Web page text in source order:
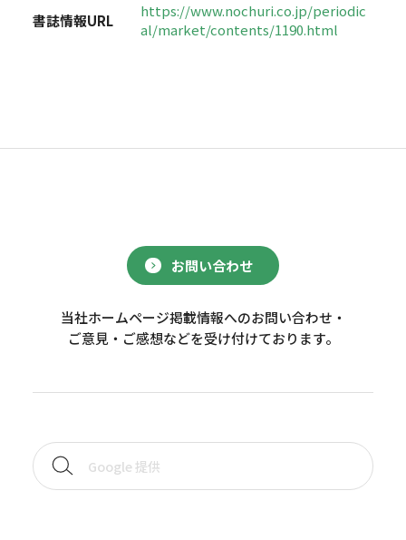
書誌情報URL
https://www.nochuri.co.jp/periodic
al/market/contents/1190.html
お問い合わせ
当社ホームページ掲載情報へのお問い合わせ・
ご意見・ご感想などを受け付けております。